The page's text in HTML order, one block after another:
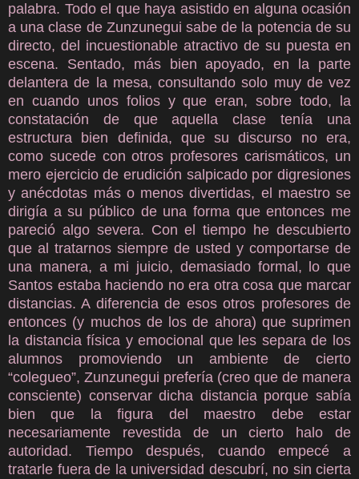
palabra. Todo el que haya asistido en alguna ocasión
a una clase de Zunzunegui sabe de la potencia de su
directo, del incuestionable atractivo de su puesta en
escena. Sentado, más bien apoyado, en la parte
delantera de la mesa, consultando solo muy de vez
en cuando unos folios y que eran, sobre todo, la
constatación de que aquella clase tenía una
estructura bien definida, que su discurso no era,
como sucede con otros profesores carismáticos, un
mero ejercicio de erudición salpicado por digresiones
y anécdotas más o menos divertidas, el maestro se
dirigía a su público de una forma que entonces me
pareció algo severa. Con el tiempo he descubierto
que al tratarnos siempre de usted y comportarse de
una manera, a mi juicio, demasiado formal, lo que
Santos estaba haciendo no era otra cosa que marcar
distancias. A diferencia de esos otros profesores de
entonces (y muchos de los de ahora) que suprimen
la distancia física y emocional que les separa de los
alumnos promoviendo un ambiente de cierto
“colegueo”, Zunzunegui prefería (creo que de manera
consciente) conservar dicha distancia porque sabía
bien que la figura del maestro debe estar
necesariamente revestida de un cierto halo de
autoridad. Tiempo después, cuando empecé a
tratarle fuera de la universidad descubrí, no sin cierta